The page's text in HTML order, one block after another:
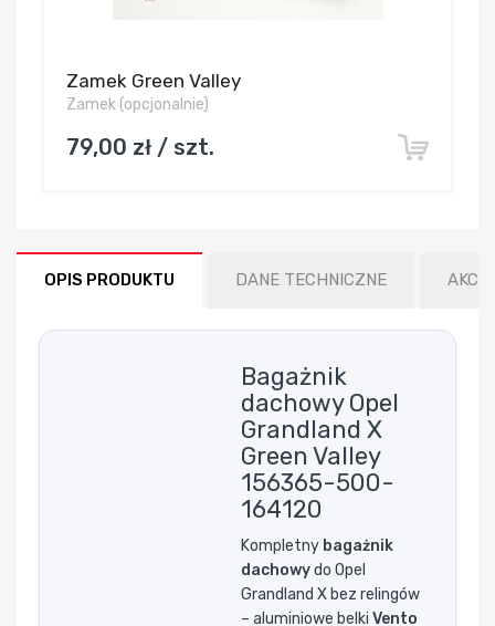
Zamek Green Valley
Zamek (opcjonalnie)
79,00 zł / szt.
OPIS PRODUKTU DANE TECHNICZNE
Bagażnik
dachowy Opel
Grandland X
Green Valley
156365-500-
164120
Kompletny bagażnik
dachowydo Opel
Grandland X bez relingów
– aluminiowe belki Vento